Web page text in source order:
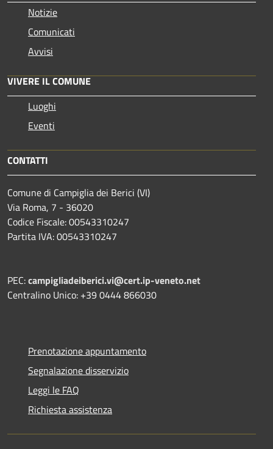
Notizie
Comunicati
Avvisi
VIVERE IL COMUNE
Luoghi
Eventi
CONTATTI
Comune di Campiglia dei Berici (VI)
Via Roma, 7 - 36020
Codice Fiscale: 00543310247
Partita IVA: 00543310247
PEC:campigliadeiberici.vi@cert.ip-veneto.net
Centralino Unico: +39 0444 866030
Prenotazione appuntamento
Segnalazione disservizio
Leggi le FAQ
Richiesta assistenza